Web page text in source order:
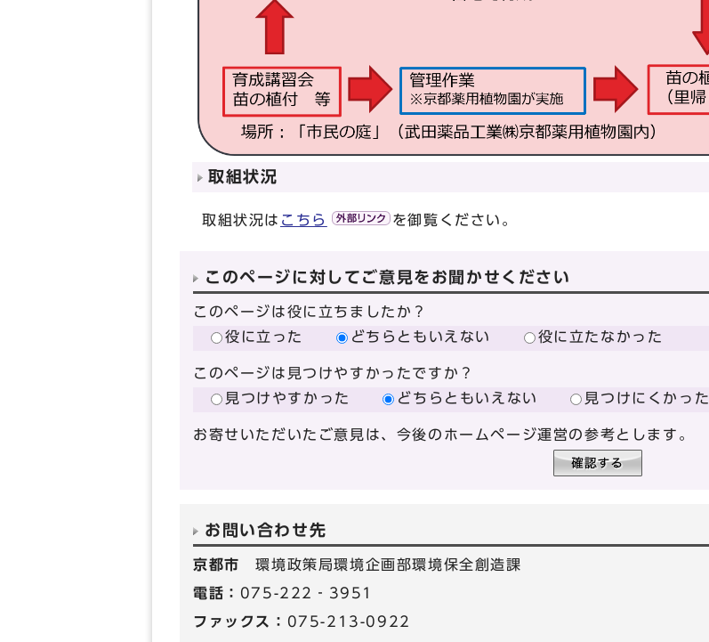
取組状況
取組状況は こちら を御覧ください。
このページに対してご意見をお聞かせください
このページは役に立ちましたか？
役に立った
どちらともいえない 役に立たなかった
このページは見つけやすかったですか？
見つけやすかった
どちらともいえない 見つけにくかった
お寄せいただいたご意見は、今後のホームページ運営の参考とします。
お問い合わせ先
京都市環境政策局環境企画部環境保全創造課
電話： 075-222‐3951
ファックス： 075-213-0922